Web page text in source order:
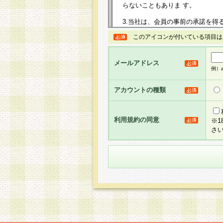
らないこともありま す。
3.当社は、会員の事前の承諾を得
規約を任意に制定、変更または修
は、本規約においては本サイト
して告知の案内を配信または本サ
るものとします。
5.当社がお聞きする個人情報は
のと考えております。従って、会
合には、当社はその個人情報を
社の取扱商品やサービス等をご
い。
められた場合には、ご本人様であ
せ先となります。
第2条 会員の資格
1.会員とは、本規約等を承諾のう
このアイコンが付いている項目
メールアドレス
例）
アカウントの種類
利用規約の同意
さ